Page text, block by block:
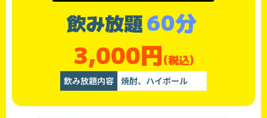
飲み放題60分
3,000円(税込)
飲み放題内容 焼酎、ハイボール